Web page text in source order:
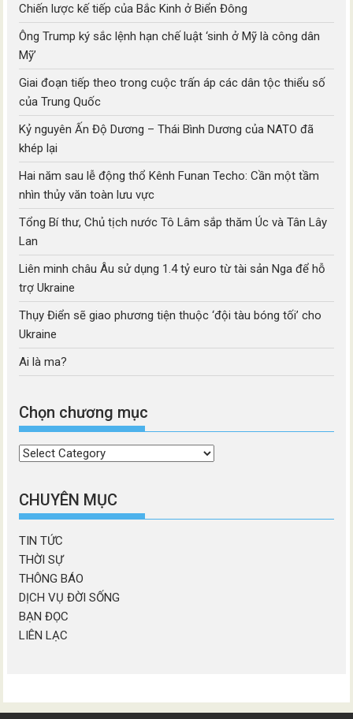
Chiến lược kế tiếp của Bắc Kinh ở Biển Đông
Ông Trump ký sắc lệnh hạn chế luật ‘sinh ở Mỹ là công dân
Mỹ’
Giai đoạn tiếp theo trong cuộc trấn áp các dân tộc thiểu số
của Trung Quốc
Kỷ nguyên Ấn Độ Dương – Thái Bình Dương của NATO đã
khép lại
Hai năm sau lễ động thổ Kênh Funan Techo: Cần một tầm
nhìn thủy văn toàn lưu vực
Tổng Bí thư, Chủ tịch nước Tô Lâm sắp thăm Úc và Tân Lây
Lan
Liên minh châu Âu sử dụng 1.4 tỷ euro từ tài sản Nga để hỗ
trợ Ukraine
Thụy Điển sẽ giao phương tiện thuộc ‘đội tàu bóng tối’ cho
Ukraine
Ai là ma?
Chọn chương mục
Chọn
mục
CHUYÊN MỤC
TIN TỨC
THỜI SỰ
THÔNG BÁO
DỊCH VỤ ĐỜI SỐNG
BẠN ĐỌC
LIÊN LẠC